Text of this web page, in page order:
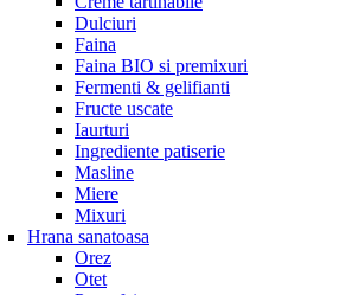
Dulciuri
Faina
Faina BIO si premixuri
Fermenti & gelifianti
Fructe uscate
Iaurturi
Ingrediente patiserie
Masline
Miere
Mixuri
Hrana sanatoasa
Orez
Otet